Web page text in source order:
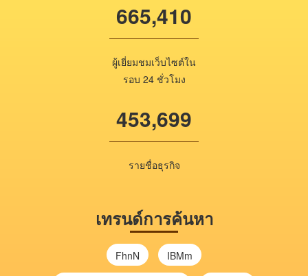
665,410
ผู้เยี่ยมชมเว็บไซต์ใน
รอบ 24 ชั่วโมง
453,699
รายชื่อธุรกิจ
เทรนด์การค้นหา
FhnN IBMm